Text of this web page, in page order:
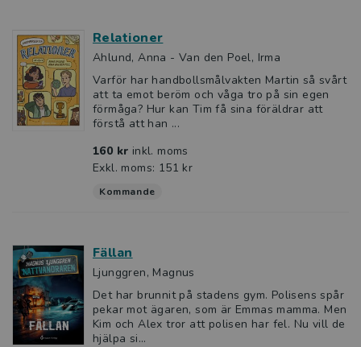
Relationer
Ahlund, Anna - Van den Poel, Irma
Varför har handbollsmålvakten Martin så svårt
att ta emot beröm och våga tro på sin egen
förmåga? Hur kan Tim få sina föräldrar att
förstå att han ...
160 kr inkl. moms
Exkl. moms: 151 kr
Kommande
Fällan
Ljunggren, Magnus
Det har brunnit på stadens gym. Polisens spår
pekar mot ägaren, som är Emmas mamma. Men
Kim och Alex tror att polisen har fel. Nu vill de
hjälpa si...